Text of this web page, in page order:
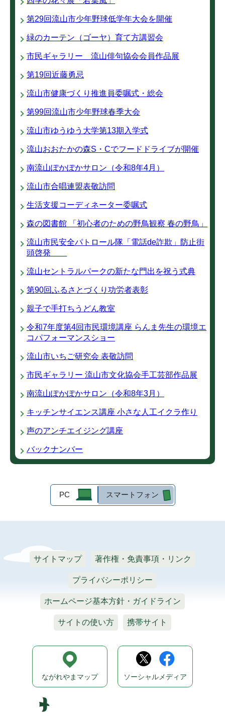
第29回流山市少年野球低学年大会を開催
緑のカーテン（ゴーヤ）育て方講習会
市民ギャラリー 流山俳句協会会員作品展
第19回近藤勇忌
流山市健康づくり推進員委嘱式・総会
第99回流山市少年野球春季大会
流山市ゆうゆう大学第13期入学式
流山おおたかの森S・Cでフードドライブが開催
南流山ぽかぽかサロン（令和8年4月）
流山市合唱連盟表敬訪問
生活支援コーディネーター委嘱式
森の図書館 「初心者のための野鳥観察 春の野鳥」
流山市民安全パトロール隊「電話de詐欺」防止街
頭啓発
流山セントラルパークの新たな門出を祝う式典
第90回ふるさとづくり功労者表彰
親子で手打ちうどん教室
令和7年度第4回市民環境講座 らんま先生の環境エ
コパフォーマンスショー
流山市いちご研究会 表敬訪問
市民ギャラリー 流山市文化協会手工芸部作品展
南流山ぽかぽかサロン（令和8年3月）
キッチンサイエンス講座 小さな人工イクラ作り
声のアンチエイジング講座
バックナンバー
PC スマートフォン
サイトマップ 著作権・免責事項・リンク
プライバシーポリシー
ホームページ基本方針・ガイドライン
サイトの使い方 携帯サイト
ながれやまマップ ソーシャルメディア